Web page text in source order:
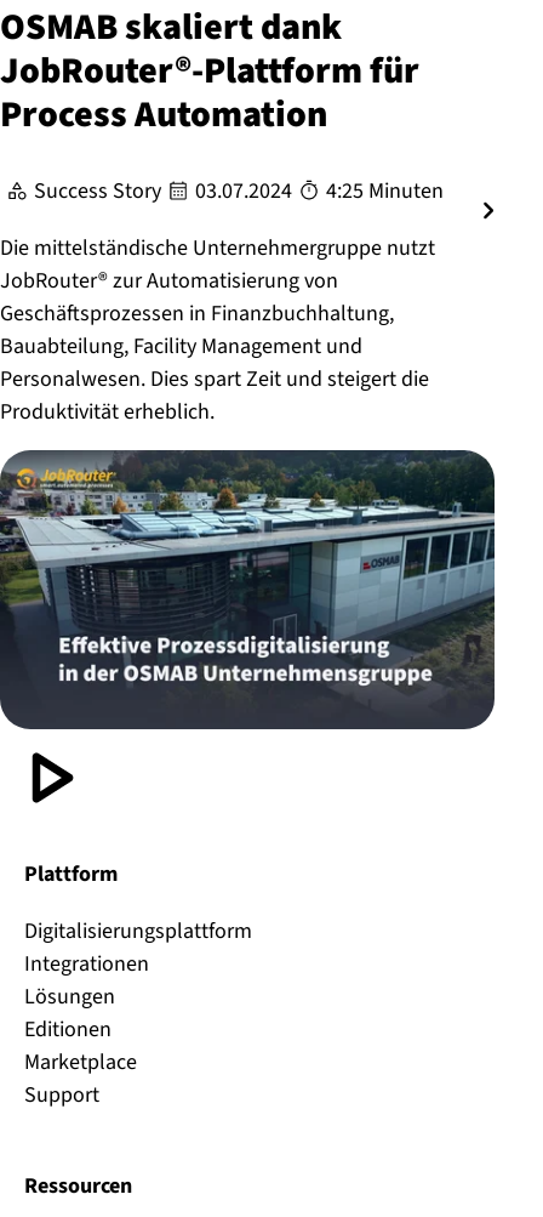
OSMAB skaliert dank
JobRouter®-Platt­form für
Process Automation
Success Story 03.07.2024
4:25 Minuten
Die mittelständische Unternehmergruppe nutzt
JobRouter® zur Automatisierung von
Geschäftsprozessen in Finanzbuchhaltung,
Bauabteilung, Facility Management und
Personalwesen. Dies spart Zeit und steigert die
Produktivität erheblich.
Plattform
Digitalisierungsplattform
Integrationen
Lösungen
Editionen
Marketplace
Support
Ressourcen